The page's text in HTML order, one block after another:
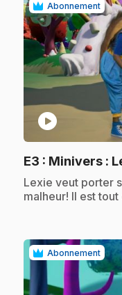
Abonnement
play_circle
E3 : Minivers :
.Lexie veut porter
malheur! Il est
Abonnement